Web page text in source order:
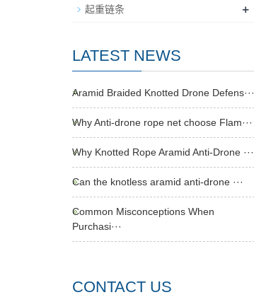
起重链条 +
LATEST NEWS
Aramid Braided Knotted Drone Defens···
Why Anti-drone rope net choose Flam···
Why Knotted Rope Aramid Anti-Drone ···
Can the knotless aramid anti-drone ···
Common Misconceptions When
Purchasi···
CONTACT US